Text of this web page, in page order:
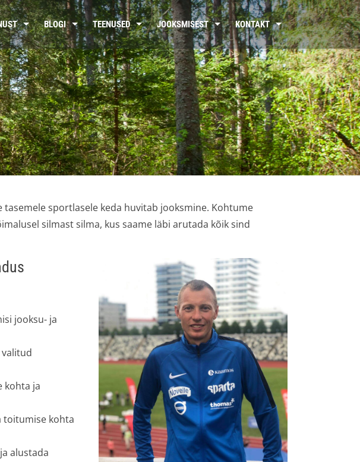
BLOGI TEENUSED JOOKSMISEST KONTAKT
sportlasele keda huvitab jooksmine. Kohtume
silmast silma, kus saame läbi arutada kõik sind
jooksu- ja
kohta ja
toitumise kohta
alustada